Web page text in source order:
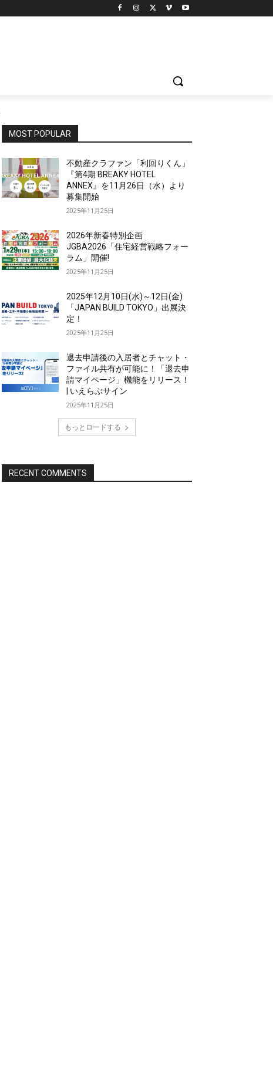
MOST POPULAR
不動産クラファン「利回りくん」
『第4期 BREAKY HOTEL
ANNEX』を11月26日（水）より
募集開始
2025年11月25日
2026年新春特別企画
JGBA2026「住宅経営戦略フォー
ラム」開催!
2025年11月25日
2025年12月10日(水)～12日(金)
「JAPAN BUILD TOKYO」出展決
定！
2025年11月25日
退去申請後の入居者とチャット・
ファイル共有が可能に！「退去申
請マイページ」機能をリリース！
| いえらぶサイン
2025年11月25日
もっとロードする
RECENT COMMENTS